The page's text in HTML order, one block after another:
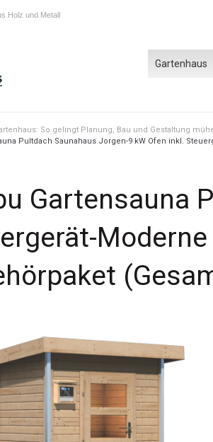
Holz und Metall
Gartenhaus
So gelingt Planung, Bau und Gestaltung
Pultdach Saunahaus Jorgen-9 kW Ofen inkl.
Gartensauna